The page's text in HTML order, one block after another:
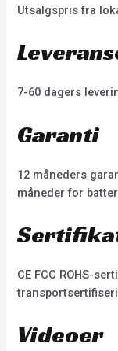
Utsalgspris fra
7-60 dagers
Garanti
12 måneders
måneder for
CE FCC ROHS-
Videoer